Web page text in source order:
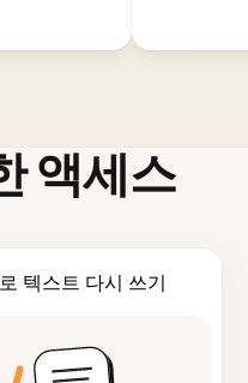
액세스
텍스트 다시 쓰기